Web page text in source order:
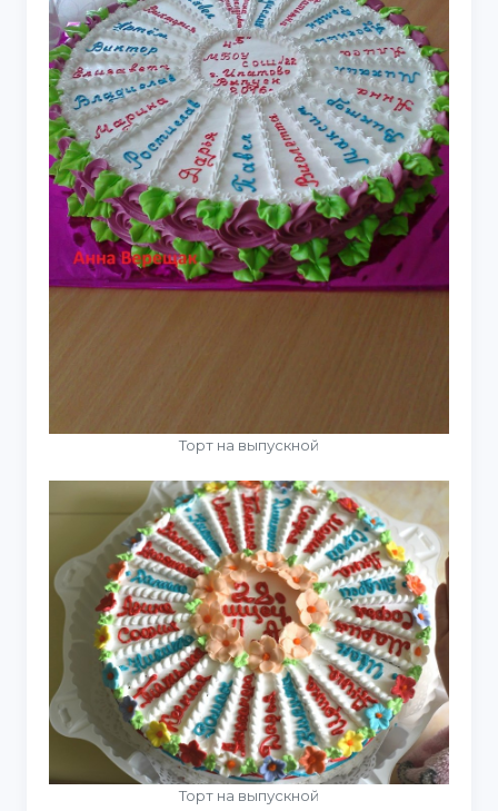
Торт на выпускной
Торт на выпускной